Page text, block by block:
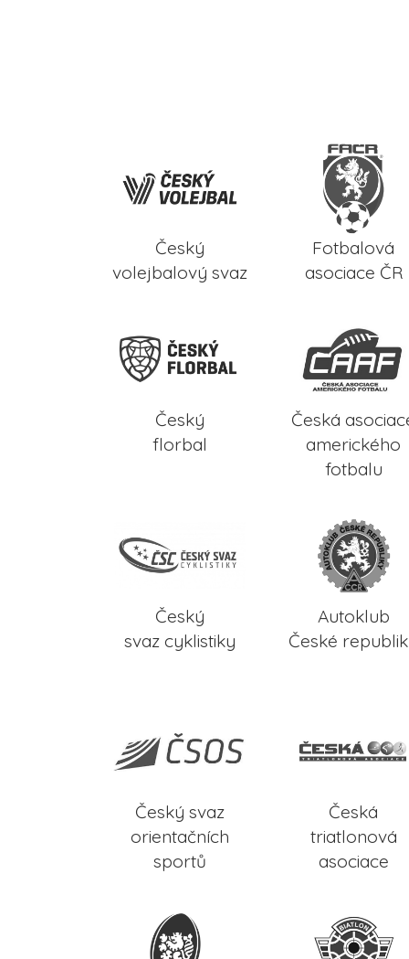
Český
volejbalový svaz
Fotbalová
asociace ČR
Český
florbal
Česká
amerického
fotbalu
Český
svaz cyklistiky
Autoklub
České
Český svaz
orientačních
sportů
Česká
triatlonová
asociace